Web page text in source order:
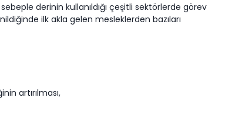
derinin kullanıldığı çeşitli sektörlerde görev
ilk akla gelen mesleklerden bazıları
artırılması,